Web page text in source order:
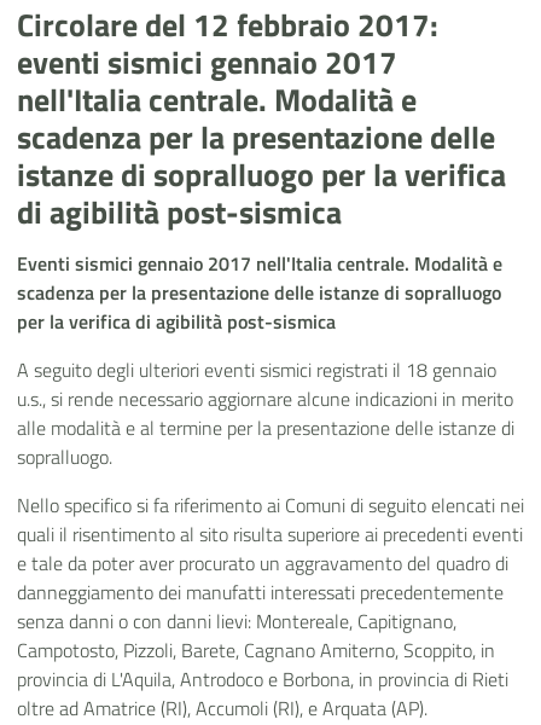
Circolare del 12 febbraio 2017:
eventi sismici gennaio 2017
nell'Italia centrale. Modalità e
scadenza per la presentazione delle
istanze di sopralluogo per la verifica
di agibilità post-sismica
Eventi sismici gennaio 2017 nell'Italia centrale. Modalità e
scadenza per la presentazione delle istanze di sopralluogo
per la verifica di agibilità post-sismica
A seguito degli ulteriori eventi sismici registrati il 18 gennaio
u.s., si rende necessario aggiornare alcune indicazioni in merito
alle modalità e al termine per la presentazione delle istanze di
sopralluogo.
Nello specifico si fa riferimento ai Comuni di seguito elencati nei
quali il risentimento al sito risulta superiore ai precedenti eventi
e tale da poter aver procurato un aggravamento del quadro di
danneggiamento dei manufatti interessati precedentemente
senza danni o con danni lievi: Montereale, Capitignano,
Campotosto, Pizzoli, Barete, Cagnano Amiterno, Scoppito, in
provincia di L'Aquila, Antrodoco e Borbona, in provincia di Rieti
oltre ad Amatrice (RI), Accumoli (RI), e Arquata (AP).